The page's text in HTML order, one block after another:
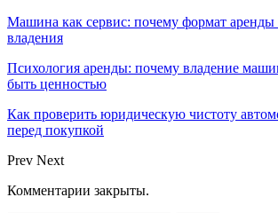
Машина как сервис: почему формат аренды
владения
Психология аренды: почему владение
быть ценностью
Как проверить юридическую чистоту
перед покупкой
Prev Next
Комментарии закрыты.